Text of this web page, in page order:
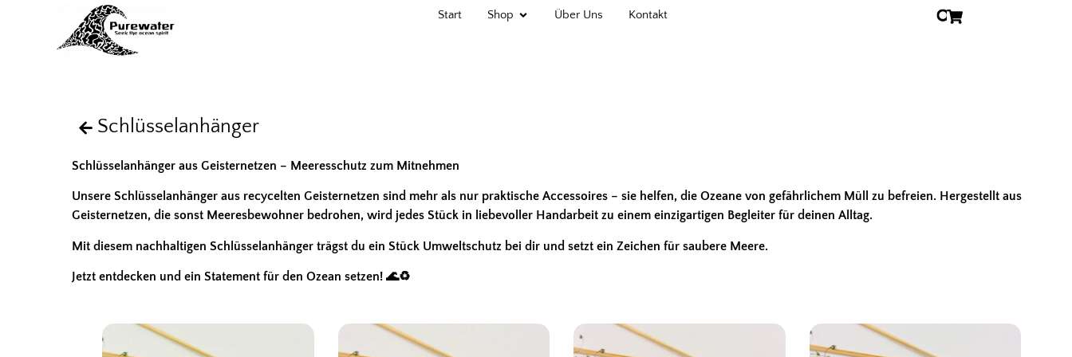
Start Shop Über Uns Kontakt
Schlüsselanhänger
Schlüsselanhänger aus Geisternetzen – Meeresschutz zum Mitnehmen
Unsere Schlüsselanhänger aus recycelten Geisternetzen sind mehr als nur praktische Accessoires – sie helfen, die Ozeane von gefährlichem Müll zu befreien. Hergestellt aus
Geisternetzen, die sonst Meeresbewohner bedrohen, wird jedes Stück in liebevoller Handarbeit zu einem einzigartigen Begleiter für deinen Alltag.
Mit diesem nachhaltigen Schlüsselanhänger trägst du ein Stück Umweltschutz bei dir und setzt ein Zeichen für saubere Meere.
Jetzt entdecken und ein Statement für den Ozean setzen! 🌊♻️